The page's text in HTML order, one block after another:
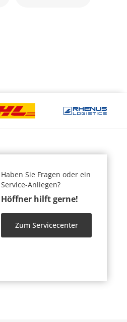
Haben Sie Fragen oder ein
Service-Anliegen?
Höffner hilft gerne!
Zum Servicecenter